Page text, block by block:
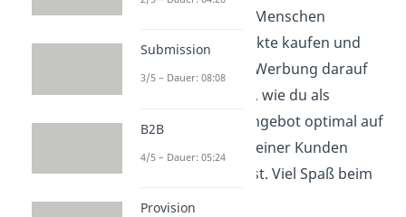
erklären, warum Menschen
bestimmte Produkte kaufen und
welchen Einfluss Werbung darauf
hat. Finde heraus, wie du als
Verkäufer dein Angebot optimal auf
die Bedürfnisse deiner Kunden
abstimmen kannst. Viel Spaß beim
Zuschauen!
Submission
3/5 – Dauer: 08:08
B2B
4/5 – Dauer: 05:24
Provision